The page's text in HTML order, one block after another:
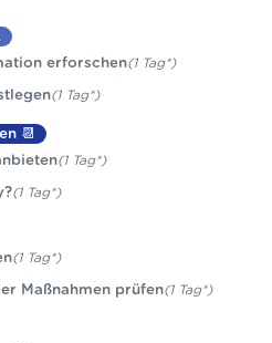
erforschen(1 Tag*)
(1 Tag*)
📆
(1 Tag*)
(1 Tag*)
(1 Tag*)
Maßnahmen prüfen(1 Tag*)